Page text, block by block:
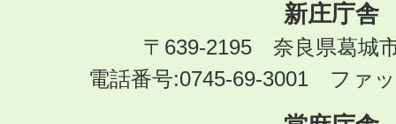
I
T
新庄庁舎
〒639-2195 奈良県葛城
電話番号:0745-69-3001 ファ